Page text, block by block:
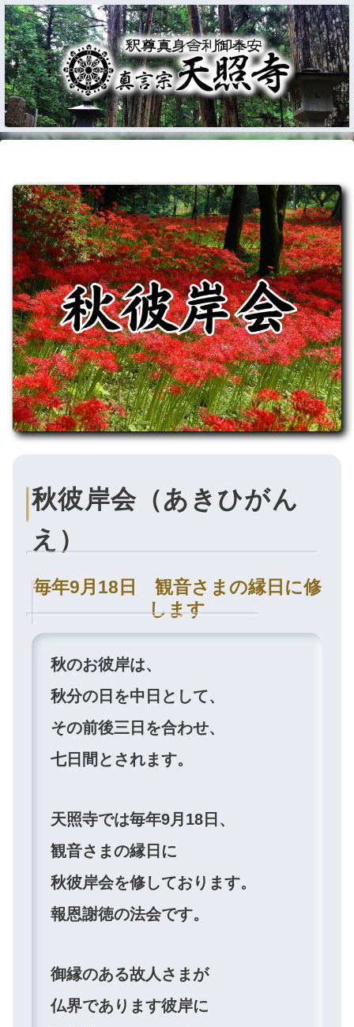
秋彼岸会（あきひがん
え）
毎年9月18日 観音さまの縁日に修
します
秋のお彼岸は、
秋分の日を中日として、
その前後三日を合わせ、
七日間とされます。
天照寺では毎年9月18日、
観音さまの縁日に
秋彼岸会を修しております。
報恩謝徳の法会です。
御縁のある故人さまが
仏界であります彼岸に